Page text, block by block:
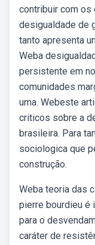
contribuir com
desigualdade de
tanto apresenta
Weba
persistente em
comunidades
uma. Webeste
criticos sobre a
brasileira. Para
sociologica que
construção.
Weba teoria das
pierre bourdieu é
para o
caráter de